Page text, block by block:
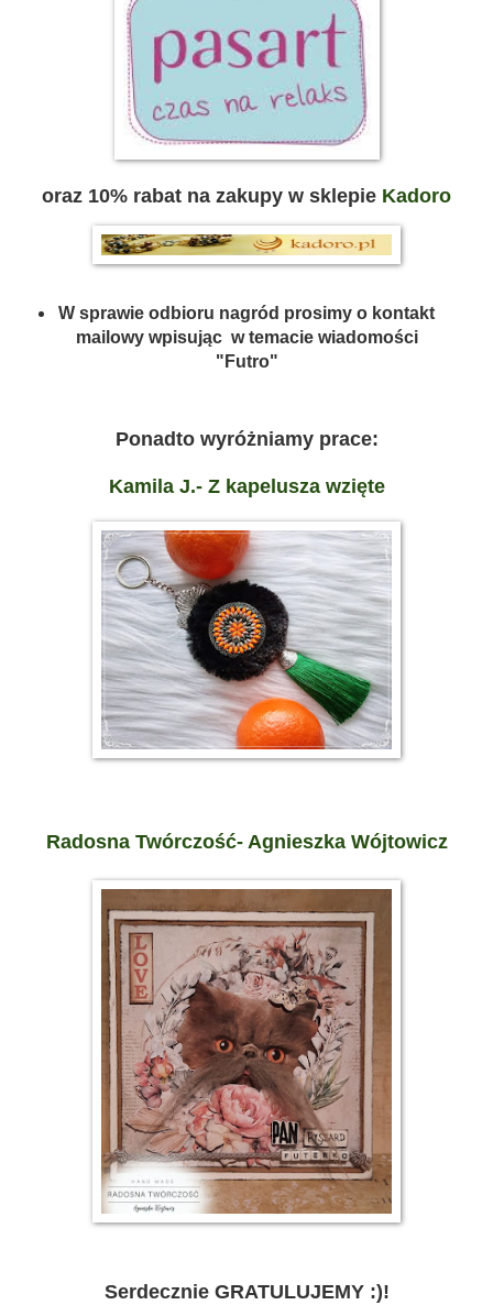
oraz 10% rabat na zakupy w sklepie Kadoro
W sprawie odbioru nagród prosimy o kontakt
mailowy wpisując w temacie wiadomości
"Futro"
Ponadto wyróżniamy prace:
Kamila J.- Z kapelusza wzięte
Radosna Twórczość- Agnieszka Wójtowicz
Serdecznie GRATULUJEMY :)!